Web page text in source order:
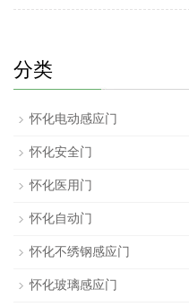
分类
怀化电动感应门
怀化安全门
怀化医用门
怀化自动门
怀化不绣钢感应门
怀化玻璃感应门